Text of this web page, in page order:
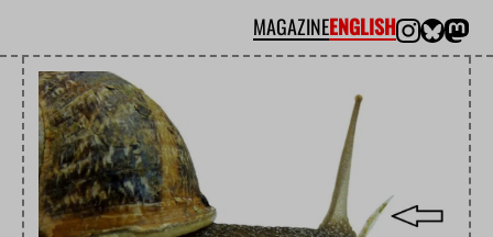
MAGAZINEENGLISH